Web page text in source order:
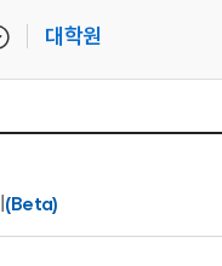
대학원
(Beta)